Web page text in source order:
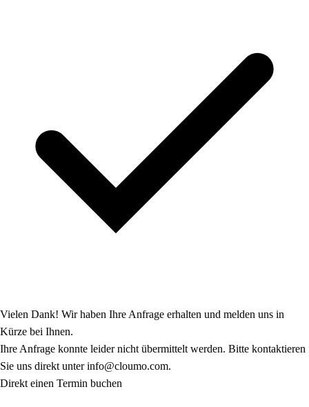
Vielen Dank! Wir haben Ihre Anfrage erhalten und melden uns in
Kürze bei Ihnen.
Ihre Anfrage konnte leider nicht übermittelt werden. Bitte kontaktieren
Sie uns direkt unter info@cloumo.com.
Direkt einen Termin buchen